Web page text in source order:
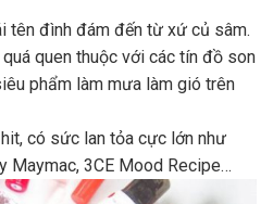
tên đình đám đến từ xứ củ sâm.
quen thuộc với các tín đồ son
phẩm làm mưa làm gió trên
có sức lan tỏa cực lớn như
Maymac, 3CE Mood Recipe…